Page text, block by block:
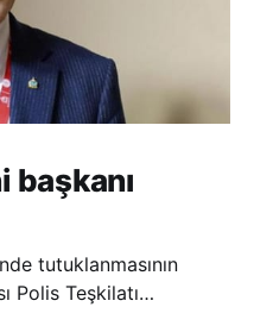
başkanı
tutuklanmasının
Polis Teşkilatı